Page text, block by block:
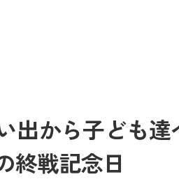
出から子ども
終戦記念日